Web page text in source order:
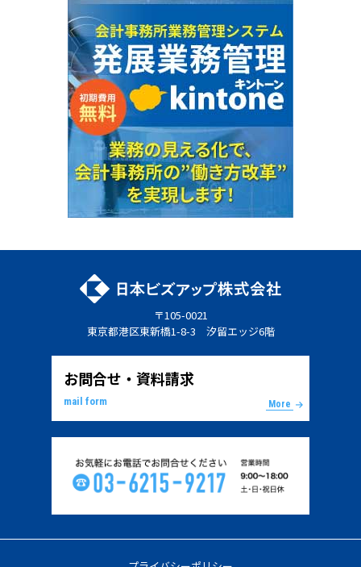
〒105-0021
東京都港区東新橋1-8-3 汐留エッジ6階
お問合せ・資料請求
mail form More